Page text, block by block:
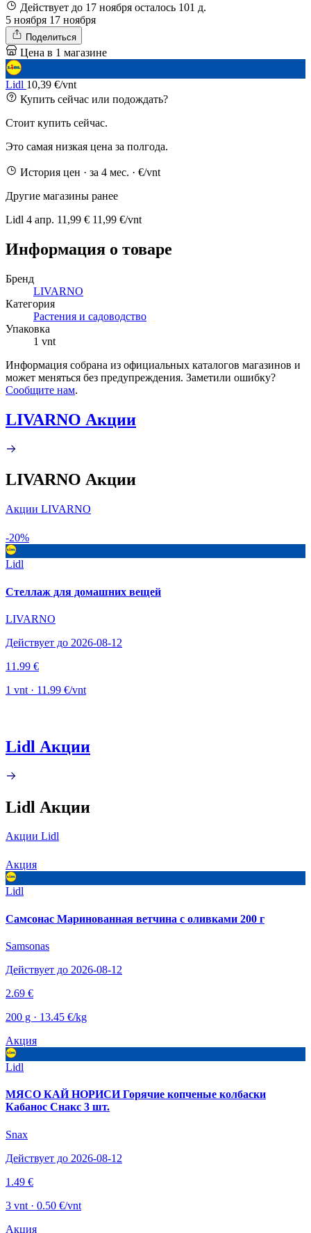
Действует до 17 ноября осталось 101 д.
5 ноября 17 ноября
Поделиться
Цена в 1 магазине
Lidl 10,39 €/vnt
Купить сейчас или подождать?
Стоит купить сейчас.
Это самая низкая цена за полгода.
История цен · за 4 мес. · €/vnt
Другие магазины ранее
Lidl 4 апр. 11,99 € 11,99 €/vnt
Информация о товаре
Бренд
LIVARNO
Категория
Растения и садоводство
Упаковка
1 vnt
Информация собрана из официальных каталогов магазинов и
может меняться без предупреждения. Заметили ошибку?
Сообщите нам.
LIVARNO Акции
LIVARNO Акции
Акции LIVARNO
-20%
Lidl
Стеллаж для домашних вещей
LIVARNO
Действует до 2026-08-12
11.99 €
1 vnt · 11.99 €/vnt
Lidl Акции
Lidl Акции
Акции Lidl
Акция
Lidl
Самсонас Маринованная ветчина с оливками 200 г
Samsonas
Действует до 2026-08-12
2.69 €
200 g · 13.45 €/kg
Акция
Lidl
МЯСО КАЙ НОРИСИ Горячие копченые колбаски
Кабанос Снакс 3 шт.
Snax
Действует до 2026-08-12
1.49 €
3 vnt · 0.50 €/vnt
Акция